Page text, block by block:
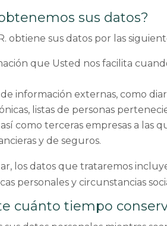
sus datos?
obtiene sus datos por las
que Usted nos facilita
información externas, como
listas de personas
como terceras empresas a las
y de seguros.
los datos que trataremos
personales y circunstancias
cuánto tiempo